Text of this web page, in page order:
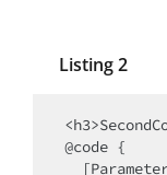
Listing 2
@code {